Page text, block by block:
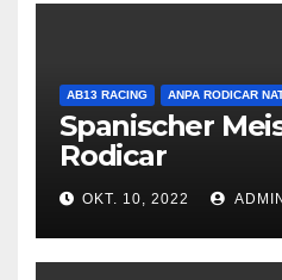
AB13 RACING ANPA RODICAR
Spanischer
Rodicar
OKT. 10, 2022